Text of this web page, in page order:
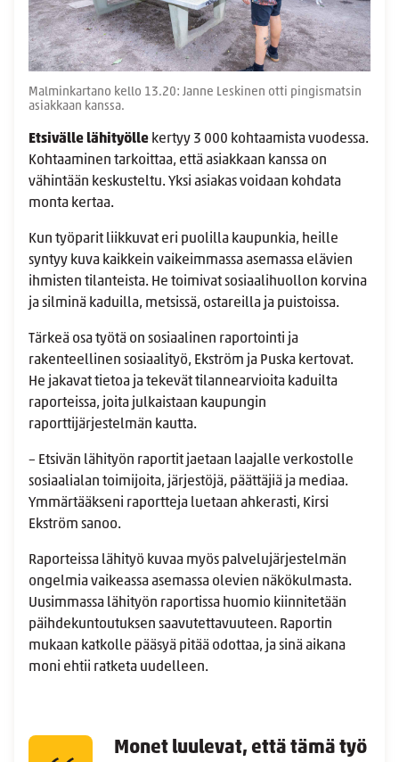
Malminkartano kello 13.20: Janne Leskinen otti pingismatsin
asiakkaan kanssa.
Etsivälle lähityölle kertyy 3 000 kohtaamista vuodessa.
Kohtaaminen tarkoittaa, että asiakkaan kanssa on
vähintään keskusteltu. Yksi asiakas voidaan kohdata
monta kertaa.
Kun työparit liikkuvat eri puolilla kaupunkia, heille
syntyy kuva kaikkein vaikeimmassa asemassa elävien
ihmisten tilanteista. He toimivat sosiaalihuollon korvina
ja silminä kaduilla, metsissä, ostareilla ja puistoissa.
Tärkeä osa työtä on sosiaalinen raportointi ja
rakenteellinen sosiaalityö, Ekström ja Puska kertovat.
He jakavat tietoa ja tekevät tilannearvioita kaduilta
raporteissa, joita julkaistaan kaupungin
raporttijärjestelmän kautta.
– Etsivän lähityön raportit jaetaan laajalle verkostolle
sosiaalialan toimijoita, järjestöjä, päättäjiä ja mediaa.
Ymmärtääkseni raportteja luetaan ahkerasti, Kirsi
Ekström sanoo.
Raporteissa lähityö kuvaa myös palvelujärjestelmän
ongelmia vaikeassa asemassa olevien näkökulmasta.
Uusimmassa lähityön raportissa huomio kiinnitetään
päihdekuntoutuksen saavutettavuuteen. Raportin
mukaan katkolle pääsyä pitää odottaa, ja sinä aikana
moni ehtii ratketa uudelleen.
Monet luulevat, että tämä työ